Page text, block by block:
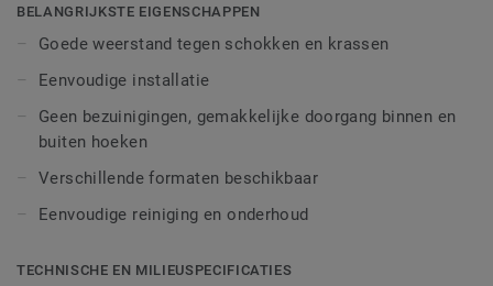
BELANGRIJKSTE EIGENSCHAPPEN
Goede weerstand tegen schokken en krassen
Eenvoudige installatie
Geen bezuinigingen, gemakkelijke doorgang binnen en
buiten hoeken
Verschillende formaten beschikbaar
Eenvoudige reiniging en onderhoud
TECHNISCHE EN MILIEUSPECIFICATIES